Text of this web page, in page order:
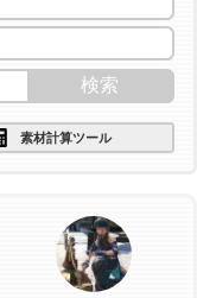
素材計算ツール